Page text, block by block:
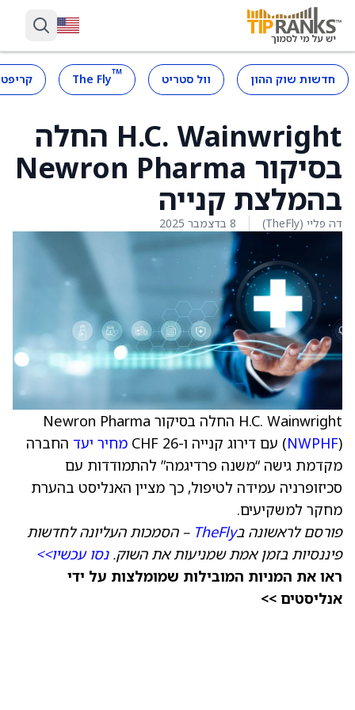
חדשות שוק ההון וול סטריט ™
The Fly
H.C. Wainwright החלה
בסיקור Newron Pharma
בהמלצת קנייה
דה פליי (TheFly) 8 בדצמבר 2025
H.C. Wainwright החלה בסיקור Newron Pharma
(NWPHF) עם דירוג קנייה ו-CHF 26 מחיר יעד החברה
מקדמת גישה “משנה פרדיגמה” להתמודדות עם
סכיזופרניה עמידה לטיפול, כך מציין האנליסט בהערת
מחקר למשקיעים.
פורסם לראשונה בTheFly – הסמכות העליונה לחדשות
פיננסיות בזמן אמת שמניעות את השוק.נסו עכשיו>>
ראו את המניות המובילות שמומלצות על ידי
אנליסטים >>